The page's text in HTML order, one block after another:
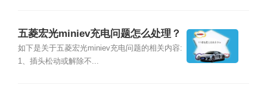
五菱宏光miniev充电问题怎么处理？
如下是关于五菱宏光miniev充电问题的相关内容:
1、插头松动或解除不...